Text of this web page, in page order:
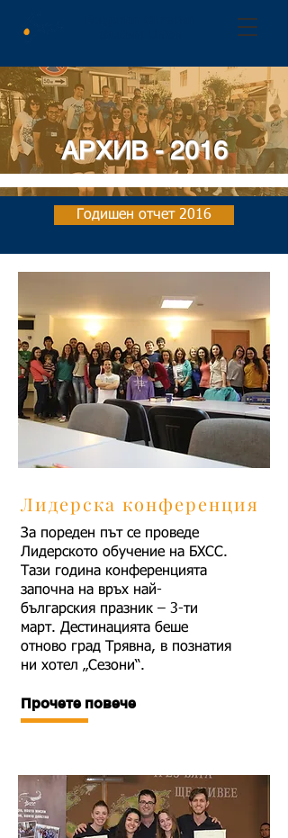
АРХИВ - 2016
Годишен отчет 2016
Лидерска конференция
За пореден път се проведе
Лидерското обучение на БХСС.
Тази година конференцията
започна на връх най-
българския празник – 3-ти
март. Дестинацията беше
отново град Трявна, в познатия
ни хотел „Сезони“.
Прочете повече